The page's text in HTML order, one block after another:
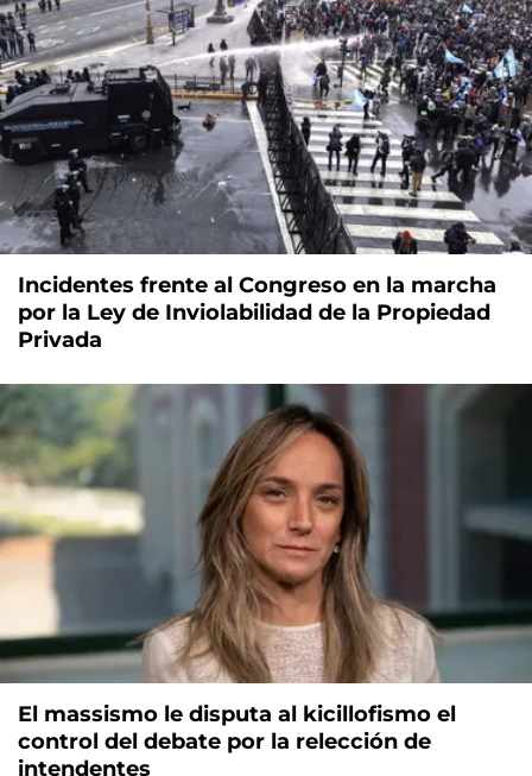
Incidentes frente al Congreso en la marcha
por la Ley de Inviolabilidad de la Propiedad
Privada
El massismo le disputa al kicillofismo el
control del debate por la relección de
intendentes